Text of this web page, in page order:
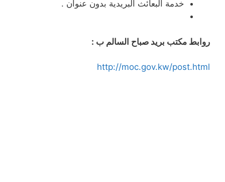
خدمة البعائث البريدية بدون عنوان .
روابط مكتب بريد صباح السالم ب :
http://moc.gov.kw/post.html